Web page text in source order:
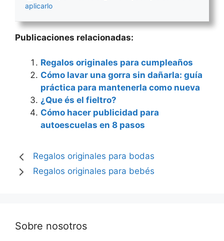
aplicarlo
Publicaciones relacionadas:
Regalos originales para cumpleaños
Cómo lavar una gorra sin dañarla: guía
práctica para mantenerla como nueva
¿Que és el fieltro?
Cómo hacer publicidad para
autoescuelas en 8 pasos
Regalos originales para bodas
Regalos originales para bebés
Sobre nosotros